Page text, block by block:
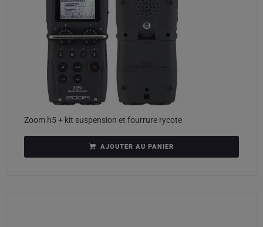
Zoom h5 + kit suspension et fourrure rycote
AJOUTER AU PANIER